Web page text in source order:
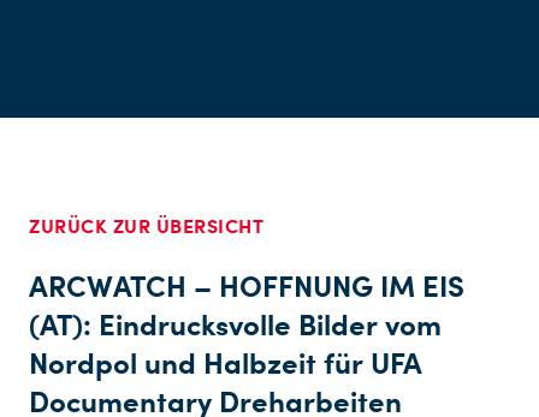
ZURÜCK ZUR ÜBERSICHT
ARCWATCH – HOFFNUNG IM EIS
(AT): Eindrucksvolle Bilder vom
Nordpol und Halbzeit für UFA
Documentary Dreharbeiten